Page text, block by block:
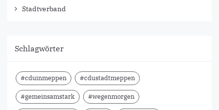
Stadtverband
Schlagwörter
#cduinmeppen #cdustadtmeppen
#gemeinsamstark #wegenmorgen